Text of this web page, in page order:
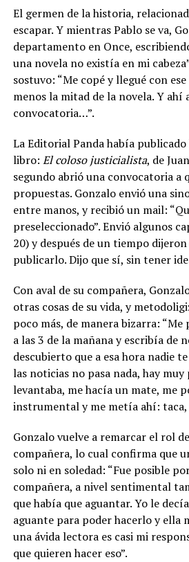
El germen de la historia,
escapar. Y mientras Pablo se va,
departamento en Once,
una novela no existía en mi
sostuvo: “Me copé y llegué con
menos la mitad de la novela. Y ahí
convocatoria…”.
La Editorial Panda había
libro: El coloso justicialista, de
segundo abrió una convocatoria a
propuestas. Gonzalo envió una
entre manos, y recibió un mail:
preseleccionado”. Envió algunos
20) y después de un tiempo
publicarlo. Dijo que sí, sin tener
Con aval de su compañera,
otras cosas de su vida, y
poco más, de manera bizarra:
a las 3 de la mañana y escribía de
descubierto que a esa hora nadie
las noticias no pasa nada, hay
levantaba, me hacía un mate, me
instrumental y me metía ahí: taca,
Gonzalo vuelve a remarcar el rol
compañera, lo cual confirma que
solo ni en soledad: “Fue posible
compañera, a nivel sentimental
que había que aguantar. Yo le
aguante para poder hacerlo y ella
una ávida lectora es casi mi
que quieren hacer eso”.